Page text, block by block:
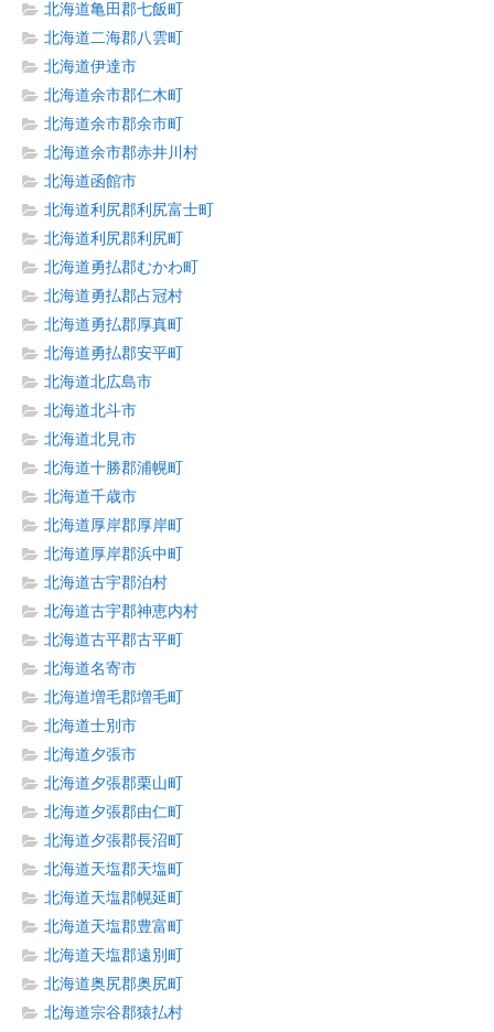
北海道亀田郡七飯町
北海道二海郡八雲町
北海道伊達市
北海道余市郡仁木町
北海道余市郡余市町
北海道余市郡赤井川村
北海道函館市
北海道利尻郡利尻富士町
北海道利尻郡利尻町
北海道勇払郡むかわ町
北海道勇払郡占冠村
北海道勇払郡厚真町
北海道勇払郡安平町
北海道北広島市
北海道北斗市
北海道北見市
北海道十勝郡浦幌町
北海道千歳市
北海道厚岸郡厚岸町
北海道厚岸郡浜中町
北海道古宇郡泊村
北海道古宇郡神恵内村
北海道古平郡古平町
北海道名寄市
北海道増毛郡増毛町
北海道士別市
北海道夕張市
北海道夕張郡栗山町
北海道夕張郡由仁町
北海道夕張郡長沼町
北海道天塩郡天塩町
北海道天塩郡幌延町
北海道天塩郡豊富町
北海道天塩郡遠別町
北海道奥尻郡奥尻町
北海道宗谷郡猿払村